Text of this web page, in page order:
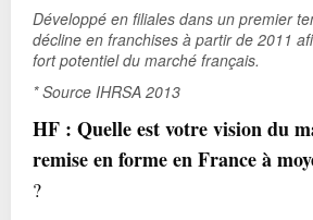
Développé en filiales dans un premier
décline en franchises à partir de 2011
fort potentiel du marché français.
* Source IHRSA 2013
HF : Quelle est votre vision du
remise en forme en France à
?